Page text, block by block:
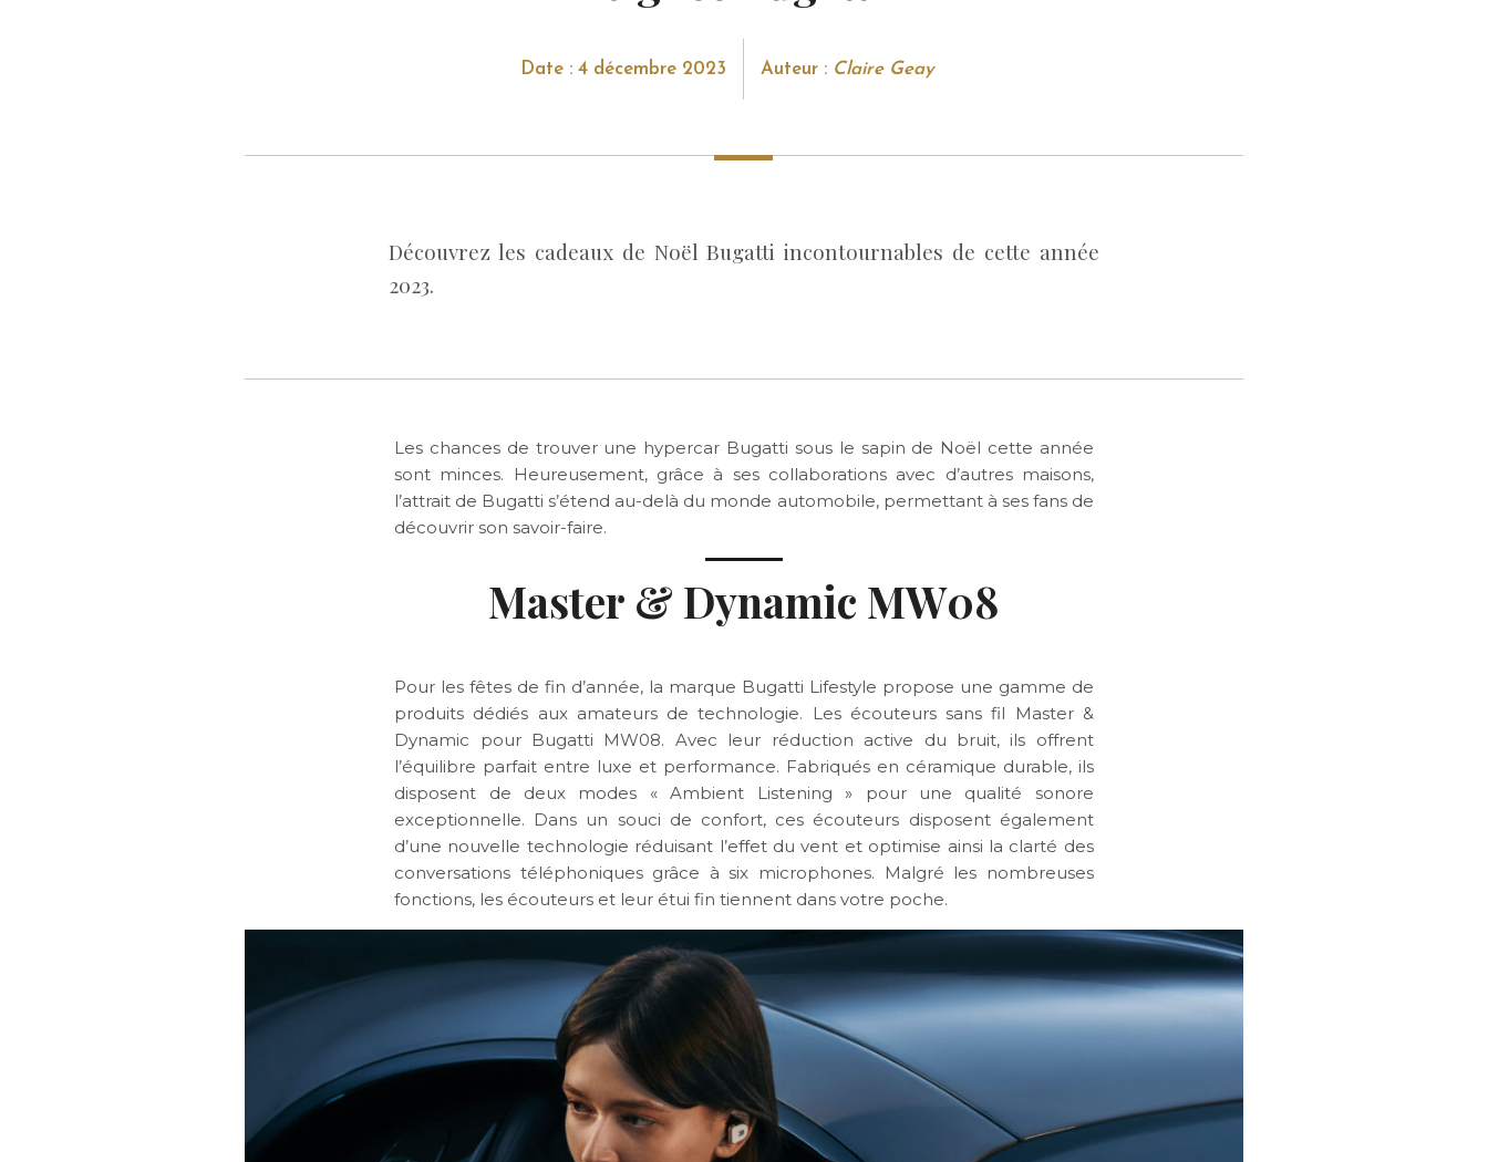
Date : 4 décembre 2023 Auteur : Claire Geay
Découvrez les cadeaux de Noël Bugatti incontournables de cette année
2023.
Les chances de trouver une hypercar Bugatti sous le sapin de Noël cette année
sont minces. Heureusement, grâce à ses collaborations avec d’autres maisons,
l’attrait de Bugatti s’étend au-delà du monde automobile, permettant à ses fans de
découvrir son savoir-faire.
Master & Dynamic MW08
Pour les fêtes de fin d’année, la marque Bugatti Lifestyle propose une gamme de
produits dédiés aux amateurs de technologie. Les écouteurs sans fil Master &
Dynamic pour Bugatti MW08. Avec leur réduction active du bruit, ils offrent
l’équilibre parfait entre luxe et performance. Fabriqués en céramique durable, ils
disposent de deux modes « Ambient Listening » pour une qualité sonore
exceptionnelle. Dans un souci de confort, ces écouteurs disposent également
d’une nouvelle technologie réduisant l’effet du vent et optimise ainsi la clarté des
conversations téléphoniques grâce à six microphones. Malgré les nombreuses
fonctions, les écouteurs et leur étui fin tiennent dans votre poche.